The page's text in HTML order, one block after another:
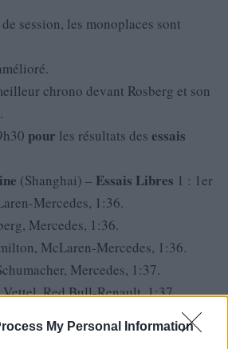
My Personal Information
session, les monoplaces sont
chrono devant Rosberg et son
pour les résultats des essais
(Shanghai) – Essais Libres 1 : 1er
Mercedes, 1:36.
Mercedes, 1:36.
McLaren-Mercedes, 1:36.
Mercedes, 1:37.
Vettel, Red Bull-Renault, 1:37.
Renault, 1:37.